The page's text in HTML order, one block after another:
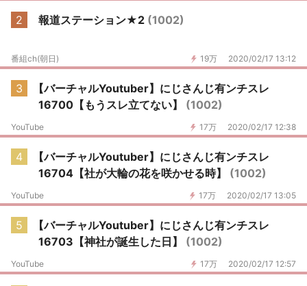
2 報道ステーション★2 (1002)
19万 2020/02/17 13:12
番組ch(朝日)
3
【バーチャルYoutuber】にじさんじ有ンチスレ
16700【もうスレ立てない】 (1002)
17万 2020/02/17 12:38
YouTube
4
【バーチャルYoutuber】にじさんじ有ンチスレ
16704【社が大輪の花を咲かせる時】 (1002)
17万 2020/02/17 13:05
YouTube
5
【バーチャルYoutuber】にじさんじ有ンチスレ
16703【神社が誕生した日】 (1002)
17万 2020/02/17 12:57
YouTube